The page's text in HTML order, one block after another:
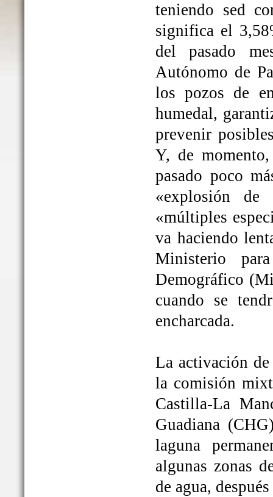
teniendo sed
significa el
del pasado
Autónomo de
los pozos de
humedal,
prevenir
Y, de
pasado poco
«explosión
«múltiples
va haciendo
Ministerio
Demográfico
cuando se
encharcada.
La activación
la comisión
Castilla-La
Guadiana
laguna
algunas zonas
de agua,